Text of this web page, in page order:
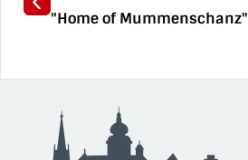
"Home of Mummenschanz"